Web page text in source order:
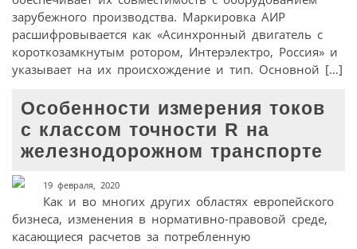
зарубежного производства. Маркировка АИР
расшифровывается как «Асинхронный двигатель с
короткозамкнутым ротором, Интерэлектро, Россия» и
указывает на их происхождение и тип. Основной […]
Особенности измерения токов
с классом точности R на
железнодорожном транспорте
19 февраля, 2020
Как и во многих других областях европейского
бизнеса, изменения в нормативно-правовой среде,
касающиеся расчетов за потребленную